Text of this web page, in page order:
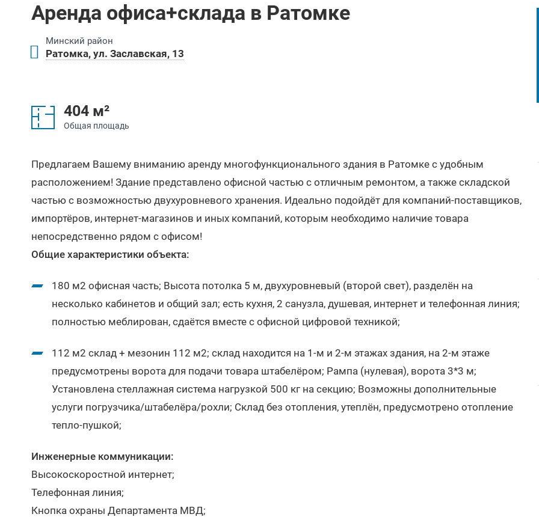
Аренда офиса+склада в Ратомке
Минский район
Ратомка, ул. Заславская, 13
404 м²
Общая площадь
Предлагаем Вашему вниманию аренду многофункционального здания в Ратомке с удобным
расположением! Здание представлено офисной частью с отличным ремонтом, а также складской
частью с возможностью двухуровневого хранения. Идеально подойдёт для компаний-поставщиков,
импортёров, интернет-магазинов и иных компаний, которым необходимо наличие товара
непосредственно рядом с офисом!
Общие характеристики объекта:
180 м2 офисная часть; Высота потолка 5 м, двухуровневый (второй свет), разделён на
несколько кабинетов и общий зал; есть кухня, 2 санузла, душевая, интернет и телефонная линия;
полностью меблирован, сдаётся вместе с офисной цифровой техникой;
112 м2 склад + мезонин 112 м2; склад находится на 1-м и 2-м этажах здания, на 2-м этаже
предусмотрены ворота для подачи товара штабелёром; Рампа (нулевая), ворота 3*3 м;
Установлена стеллажная система нагрузкой 500 кг на секцию; Возможны дополнительные
услуги погрузчика/штабелёра/рохли; Склад без отопления, утеплён, предусмотрено отопление
тепло-пушкой;
Инженерные коммуникации:
Высокоскоростной интернет;
Телефонная линия;
Кнопка охраны Департамента МВД;